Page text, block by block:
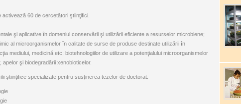
60 de cercetători ştiinţifici.
şi aplicative în domeniul conservării şi utilizării eficiente a resurselor microbiene;
al microorganismelor în calitate de surse de produse destinate utilizării în
mediului, medicină etc; biotehnologiilor de utilizare a potenţialului microorganismelor
şi biodegradării xenobioticelor.
ştiinţifice specializate pentru susţinerea tezelor de doctorat: